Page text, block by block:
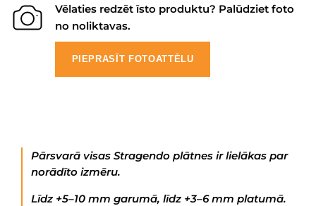
Vēlaties redzēt īsto produktu? Palūdziet foto
no noliktavas.
PIEPRASĪT FOTOATTĒLU
Pārsvarā visas Stragendo plātnes ir lielākas par
norādīto izmēru.
Līdz +5–10 mm garumā, līdz +3–6 mm platumā.